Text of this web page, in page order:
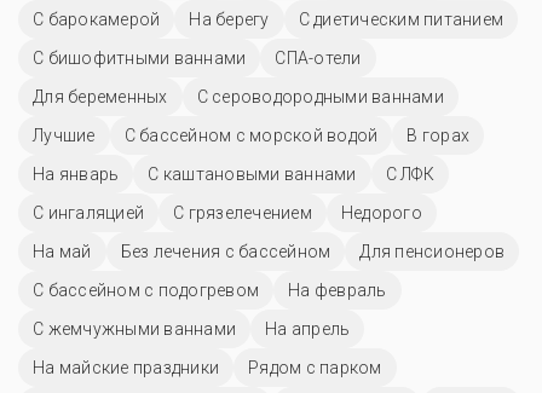
С барокамерой
На берегу
С диетическим питанием
С бишофитными ваннами
СПА-отели
Для беременных
С сероводородными ваннами
Лучшие
С бассейном с морской водой
В горах
На январь
С каштановыми ваннами
С ЛФК
С ингаляцией
С грязелечением
Недорого
На май
Без лечения с бассейном
Для пенсионеров
С бассейном с подогревом
На февраль
С жемчужными ваннами
На апрель
На майские праздники
Рядом с парком